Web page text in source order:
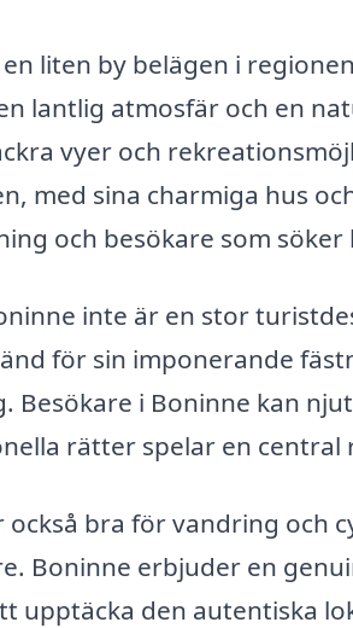
liten by belägen i
lantlig atmosfär och en
vyer och
med sina charmiga hus
och besökare som söker
inte är en stor
för sin imponerande
Besökare i Boninne kan
rätter spelar en central
också bra för vandring och
Boninne erbjuder en
upptäcka den autentiska